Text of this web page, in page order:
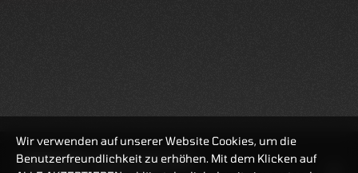
HANDELSZEIT
MO-FR: 7:30-23 UHR
Wir verwenden auf unserer Website Cookies, um die
Benutzerfreundlichkeit zu erhöhen. Mit dem Klicken auf